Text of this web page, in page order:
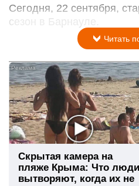
Сегодня, 22 сентября,
сезон в Барнауле.
Читать
Скрытая камера на
пляже Крыма: Что люди
вытворяют, когда их не